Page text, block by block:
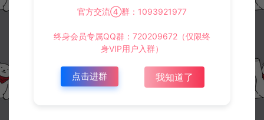
三网H5休闲游戏【小小芝麻官H5】1月最新整理Linux手工服务端+Win一键服务端+解压即玩+简易安卓客户端+详细搭建教程
下一篇：
官方交流④群：1093921977
终身会员专属QQ群：720209672（仅限终
身VIP用户入群）
点击进群 我知道了